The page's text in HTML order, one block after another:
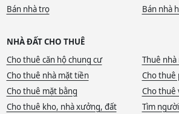
Bán nhà trọ
Bán nhà
NHÀ ĐẤT CHO THUÊ
Cho thuê căn hộ chung cư
Thuê
Cho thuê nhà mặt tiền
Cho thuê
Cho thuê mặt bằng
Cho thuê
Cho thuê kho, nhà xưởng, đất
Tìm